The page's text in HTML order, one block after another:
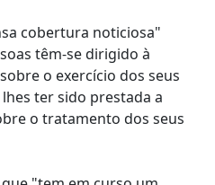
cobertura noticiosa"
têm-se dirigido à
o exercício dos seus
ter sido prestada a
o tratamento dos seus